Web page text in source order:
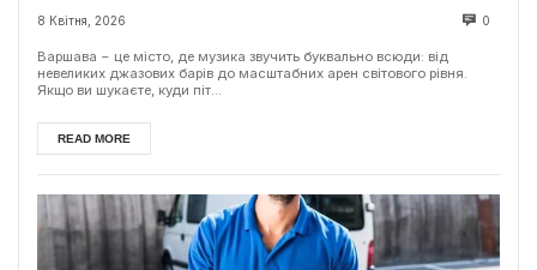
8 Квітня, 2026 0
Варшава − це місто, де музика звучить буквально всюди: від
невеликих джазових барів до масштабних арен світового рівня.
Якщо ви шукаєте, куди піт...
READ MORE